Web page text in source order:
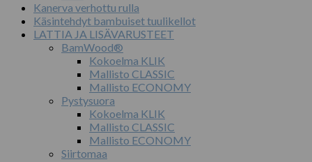
Kanerva verhottu rulla
Käsintehdyt bambuiset tuulikellot
LATTIA JA LISÄVARUSTEET
BamWood®
Kokoelma KLIK
Mallisto CLASSIC
Mallisto ECONOMY
Pystysuora
Kokoelma KLIK
Mallisto CLASSIC
Mallisto ECONOMY
Siirtomaa